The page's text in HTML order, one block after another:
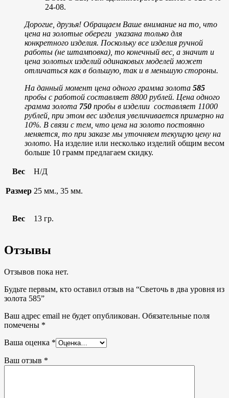
24-08.
Дорогие, друзья! Обращаем Ваше внимание на то, что
цена на золотые обереги указана только для
конкретного изделия. Поскольку все изделия ручной
работы (не штамповка), то конечный вес, а значит и
цена золотых изделий одинаковых моделей может
отличаться как в большую, так и в меньшую стороны.
На данный момент цена одного грамма золота 585
пробы с работой составляет 8800 рублей. Цена одного
грамма золота 750 пробы в изделии составляет 11000
рублей, при этом вес изделия увеличивается примерно на
10%. В связи с тем, что цена на золото постоянно
меняется, то при заказе мы уточняем текущую цену на
золото. На изделие или несколько изделий общим весом
больше 10 грамм предлагаем скидку.
Вес Н/Д
Размер 25 мм., 35 мм.
Вес 13 гр.
Отзывы
Отзывов пока нет.
Будьте первым, кто оставил отзыв на “Светочь в два уровня из
золота 585”
Ваш адрес email не будет опубликован. Обязательные поля
помечены *
Ваша оценка *
Ваш отзыв *